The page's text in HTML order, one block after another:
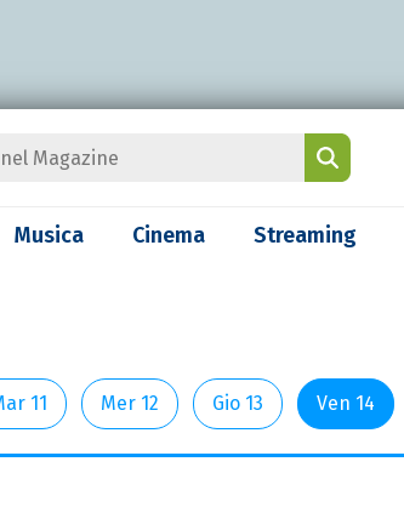
Musica Cinema Streaming
11 Mer 12 Gio 13 Ven 14